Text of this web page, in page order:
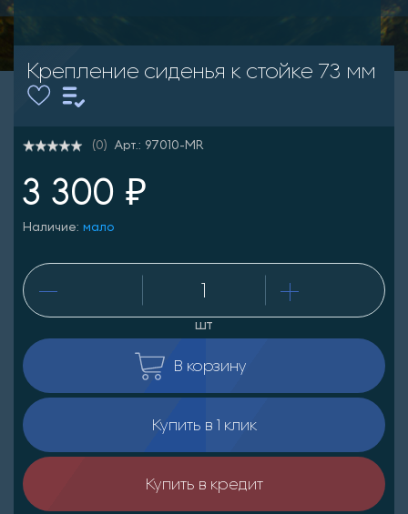
Крепление сиденья к стойке 73 мм
(0) Арт.: 97010-MR
3 300 ₽
Наличие: мало
шт
В корзину
Купить в 1 клик
Купить в кредит